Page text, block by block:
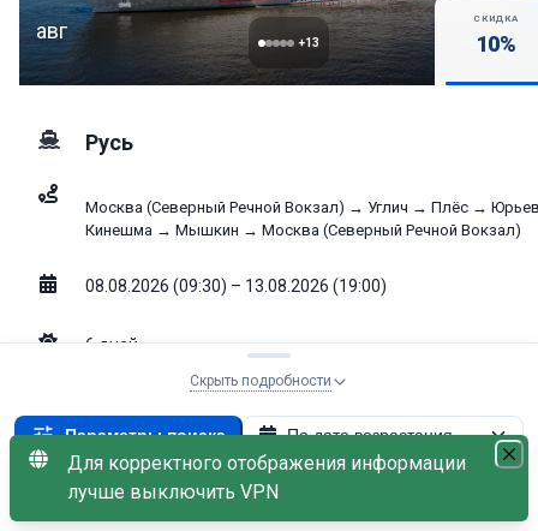
Скрыть подробности
Параметры поиска По дате возрастания
С наличием мест Теплоход: Русь ×
+13
СКИДКА
10%
авг
Русь
Москва (Северный Речной Вокзал) → Углич → Плёс →
Кинешма → Мышкин → Москва (Северный Речной Вокзал)
08.08.2026 (09:30) – 13.08.2026 (19:00)
6дней
от 70 380
без скидки 78 200 ₽
Свободно: 3
Для корректного отображения информации
лучше выключить VPN